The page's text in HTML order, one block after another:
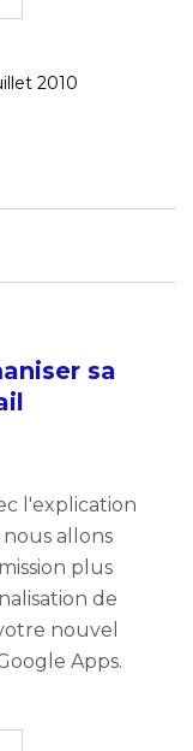
2010
sa
l'explication
allons
plus
de
nouvel
Apps.